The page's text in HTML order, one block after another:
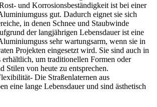
und Korrosionsbeständigkeit ist bei einer
gut. Dadurch eignet sie sich
in denen Schnee und Staubwinde
der langjährigen Lebensdauer ist eine
sehr wartungsarm, wenn sie in
Projekten eingesetzt wird. Sie sind auch in
erhältlich, um traditionellen Formen oder
Stilen von heute zu entsprechen.
Die Straßenlaternen aus
eine lange Lebensdauer und sind ästhetisch